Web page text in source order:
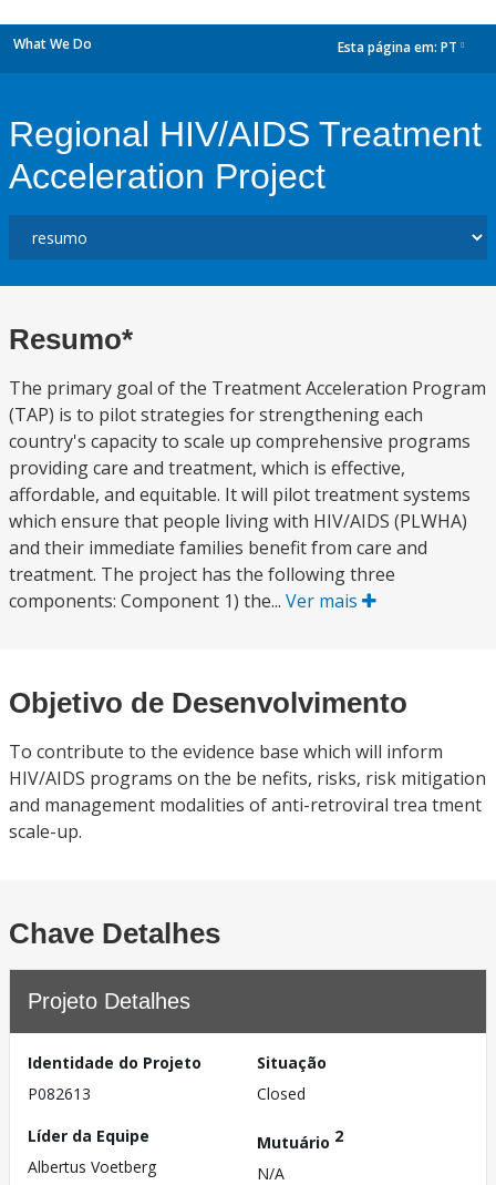
What We Do Esta página em: PT
Regional HIV/AIDS Treatment
Acceleration Project
Resumo*
The primary goal of the Treatment Acceleration Program
(TAP) is to pilot strategies for strengthening each
country's capacity to scale up comprehensive programs
providing care and treatment, which is effective,
affordable, and equitable. It will pilot treatment systems
which ensure that people living with HIV/AIDS (PLWHA)
and their immediate families benefit from care and
treatment. The project has the following three
components: Component 1) the... Ver mais
Objetivo de Desenvolvimento
To contribute to the evidence base which will inform
HIV/AIDS programs on the be nefits, risks, risk mitigation
and management modalities of anti-retroviral trea tment
scale-up.
Chave Detalhes
Projeto Detalhes
Identidade do Projeto
P082613
Situação
Closed
Líder da Equipe
Albertus Voetberg
Mutuário 2
N/A